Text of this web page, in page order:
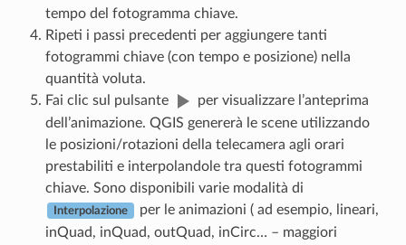
tempo del fotogramma chiave.
Ripeti i passi precedenti per aggiungere tanti
fotogrammi chiave (con tempo e posizione) nella
quantità voluta.
Fai clic sul pulsante
per visualizzare l’anteprima
dell’animazione. QGIS genererà le scene utilizzando
le posizioni/rotazioni della telecamera agli orari
prestabiliti e interpolandole tra questi fotogrammi
chiave. Sono disponibili varie modalità di
Interpolazione
per le animazioni ( ad esempio, lineari,
inQuad, inQuad, outQuad, inCirc… – maggiori